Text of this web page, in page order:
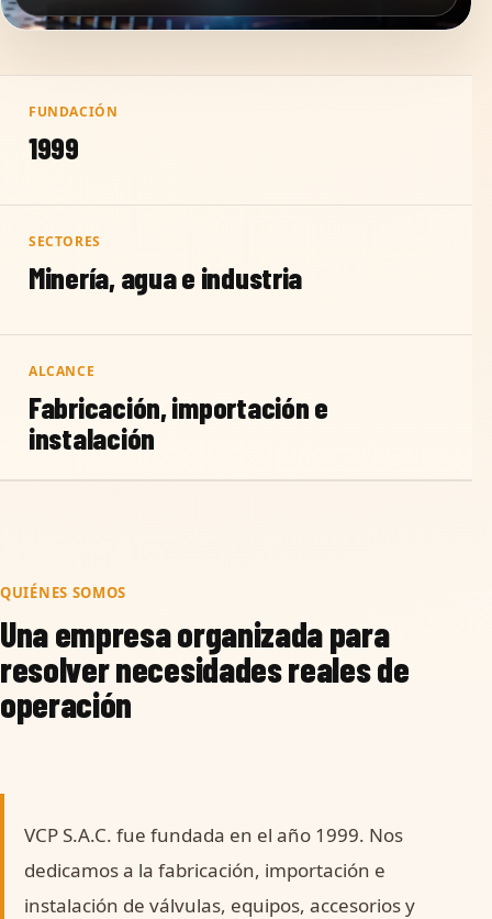
FUNDACIÓN
1999
SECTORES
Minería, agua e industria
ALCANCE
Fabricación, importación e
instalación
QUIÉNES SOMOS
Una empresa organizada para
resolver necesidades reales de
operación
VCP S.A.C. fue fundada en el año 1999. Nos
dedicamos a la fabricación, importación e
instalación de válvulas, equipos, accesorios y